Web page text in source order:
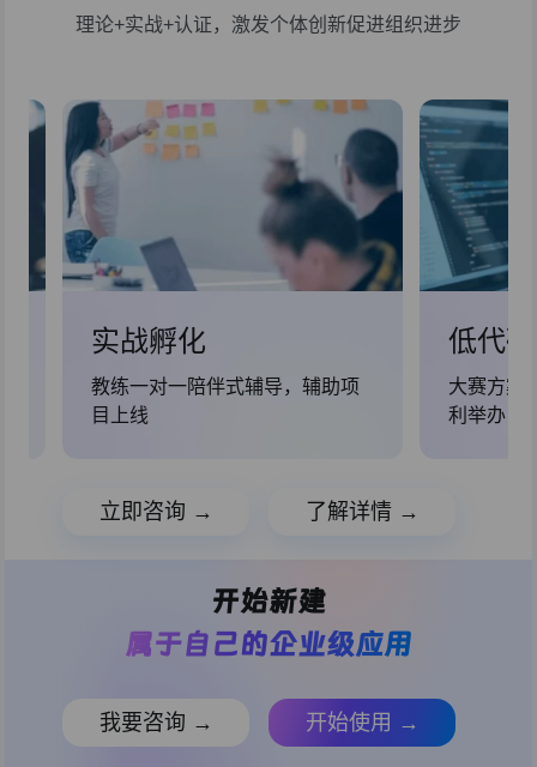
理论+实战+认证，激发个体创新促进组织进步
实战孵化
教练一对一陪伴式辅导，辅助项
目上线
低代
大赛方案
利举办
立即咨询 → 了解详情 →
开始新建
属于自己的企业级应用
我要咨询 → 开始使用 →